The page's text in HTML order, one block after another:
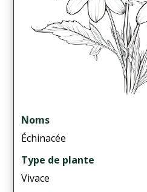
Noms
Échinacée
Type de plante
Vivace